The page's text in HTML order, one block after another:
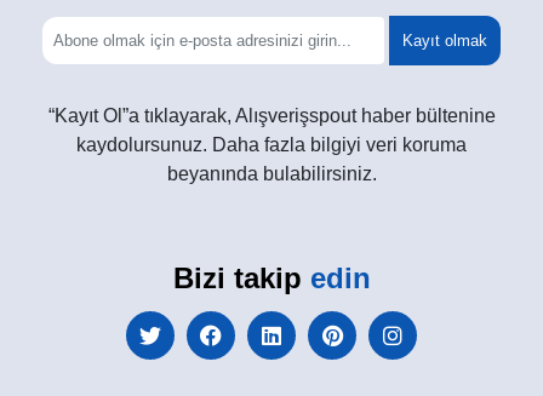
Kayıt olmak
“Kayıt Ol”a tıklayarak, Alışverişspout haber bültenine
kaydolursunuz. Daha fazla bilgiyi veri koruma
beyanında bulabilirsiniz.
Bizi takip edin